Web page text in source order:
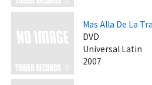
Mas Alla De La
DVD
Universal Latin
2007